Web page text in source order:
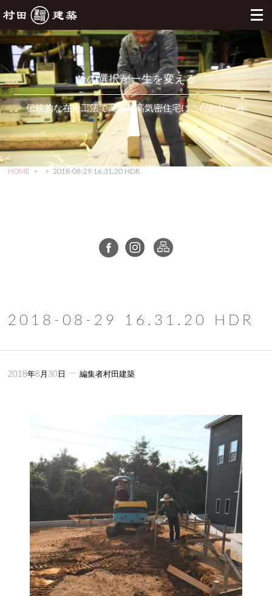
その選択が一生を変える
伝統的な在来工法で高断熱高気密住宅にこだわり20年
HOME > > 2018-08-29 16.31.20 HDR
2018-08-29 16.31.20 HDR
2018年8月30日 ー 編集者村田建築